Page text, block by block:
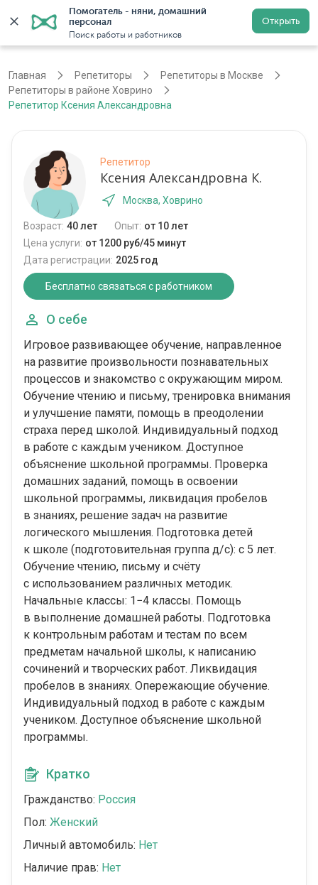
Помогатель - няни, домашний
персонал
Поиск работы и работников
Открыть
Регистрация
Главная Репетиторы
Репетиторы в Москве
Репетиторы в районе Ховрино
Репетитор Ксения Александровна
Репетитор
Ксения Александровна К.
Москва, Ховрино
Возраст: 40 лет Опыт: от 10 лет
Цена услуги: от 1200 руб/45 минут
Дата регистрации: 2025 год
Бесплатно связаться с работником
О себе
Игровое развивающее обучение, направленное
на развитие произвольности познавательных
процессов и знакомство с окружающим миром.
Обучение чтению и письму, тренировка внимания
и улучшение памяти, помощь в преодолении
страха перед школой. Индивидуальный подход
в работе с каждым учеником. Доступное
объяснение школьной программы. Проверка
домашних заданий, помощь в освоении
школьной программы, ликвидация пробелов
в знаниях, решение задач на развитие
логического мышления. Подготовка детей
к школе (подготовительная группа д/с): с 5 лет.
Обучение чтению, письму и счёту
с использованием различных методик.
Начальные классы: 1−4 классы. Помощь
в выполнение домашней работы. Подготовка
к контрольным работам и тестам по всем
предметам начальной школы, к написанию
сочинений и творческих работ. Ликвидация
пробелов в знаниях. Опережающие обучение.
Индивидуальный подход в работе с каждым
учеником. Доступное объяснение школьной
программы.
Кратко
Гражданство: Россия
Пол: Женский
Личный автомобиль: Нет
Наличие прав: Нет